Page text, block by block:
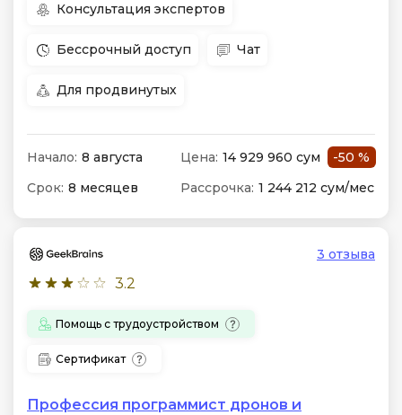
Консультация экспертов
Бессрочный доступ Чат
Для продвинутых
Начало: 8 августа Цена: 14 929 960 сум
-50 %
Срок: 8 месяцев Рассрочка: 1 244 212 сум/мес
3.2
3 отзыва
Помощь с трудоустройством
Сертификат
Профессия программист дронов и